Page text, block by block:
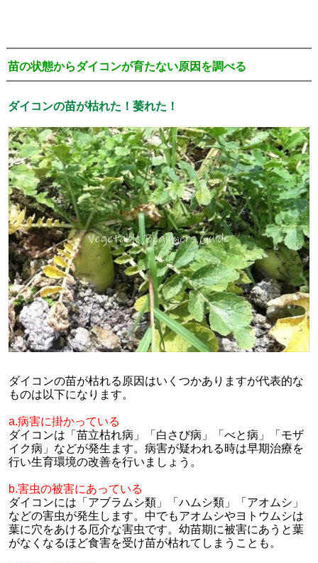
苗の状態からダイコンが育たない原因を調べる
ダイコンの苗が枯れた！萎れた！
ダイコンの苗が枯れる原因はいくつかありますが代表的な
ものは以下になります。
a.病害に掛かっている
ダイコンは「苗立枯れ病」「白さび病」「べと病」「モザ
イク病」などが発生ます。病害が疑われる時は早期治療を
行い生育環境の改善を行いましょう。
b.害虫の被害にあっている
ダイコンには「アブラムシ類」「ハムシ類」「アオムシ」
などの害虫が発生します。中でもアオムシやヨトウムシは
葉に穴をあける厄介な害虫です。幼苗期に被害にあうと葉
がなくなるほど食害を受け苗が枯れてしまうことも。